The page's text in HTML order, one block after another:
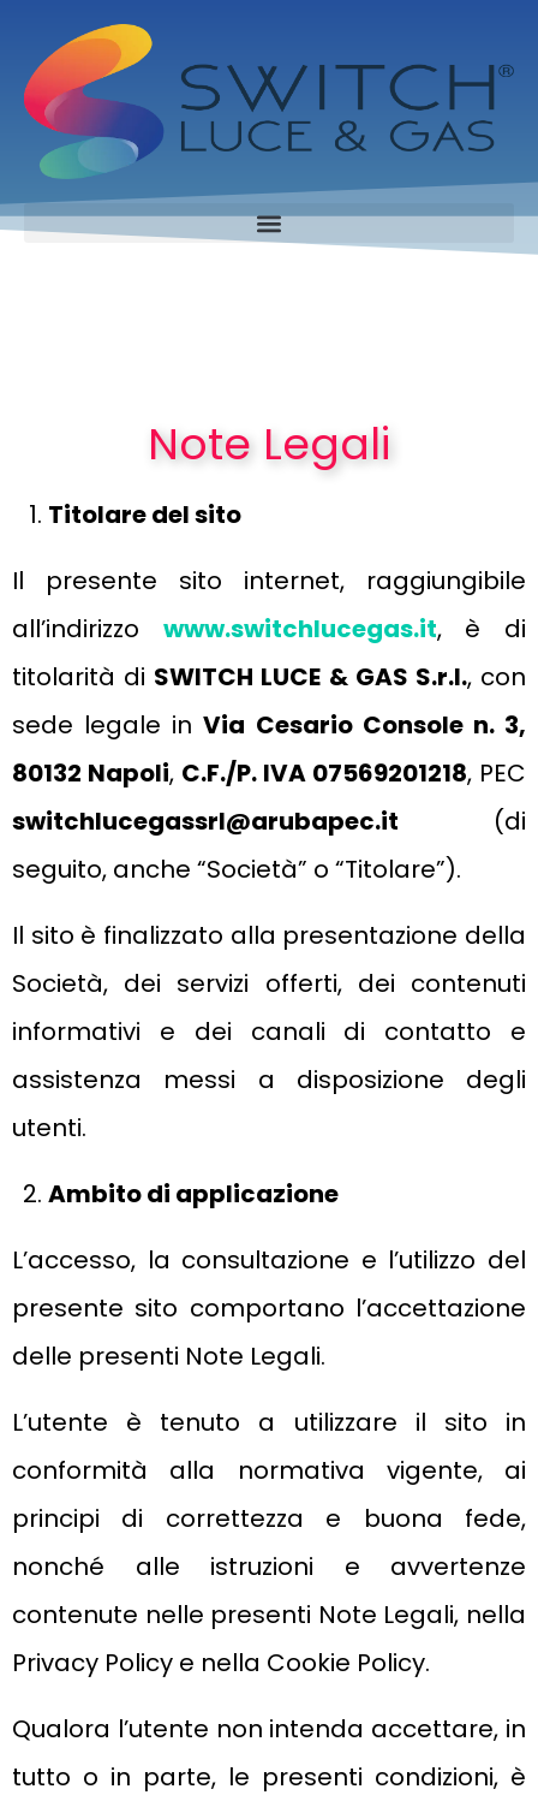
Note Legali
Titolare del sito
Il presente sito internet, raggiungibile
all’indirizzo www.switchlucegas.it, è di
titolarità di SWITCH LUCE & GAS S.r.l., con
sede legale inVia Cesario Console n. 3,
80132 Napoli, C.F./P. IVA 07569201218, PEC
switchlucegassrl@arubapec.it (di
seguito, anche “Società” o “Titolare”).
Il sito è finalizzato alla presentazione della
Società, dei servizi offerti, dei contenuti
informativi e dei canali di contatto e
assistenza messi a disposizione degli
utenti.
Ambito di applicazione
L’accesso, la consultazione e l’utilizzo del
presente sito comportano l’accettazione
delle presenti Note Legali.
L’utente è tenuto a utilizzare il sito in
conformità alla normativa vigente, ai
principi di correttezza e buona fede,
nonché alle istruzioni e avvertenze
contenute nelle presenti Note Legali, nella
Privacy Policy e nella Cookie Policy.
Qualora l’utente non intenda accettare, in
tutto o in parte, le presenti condizioni, è